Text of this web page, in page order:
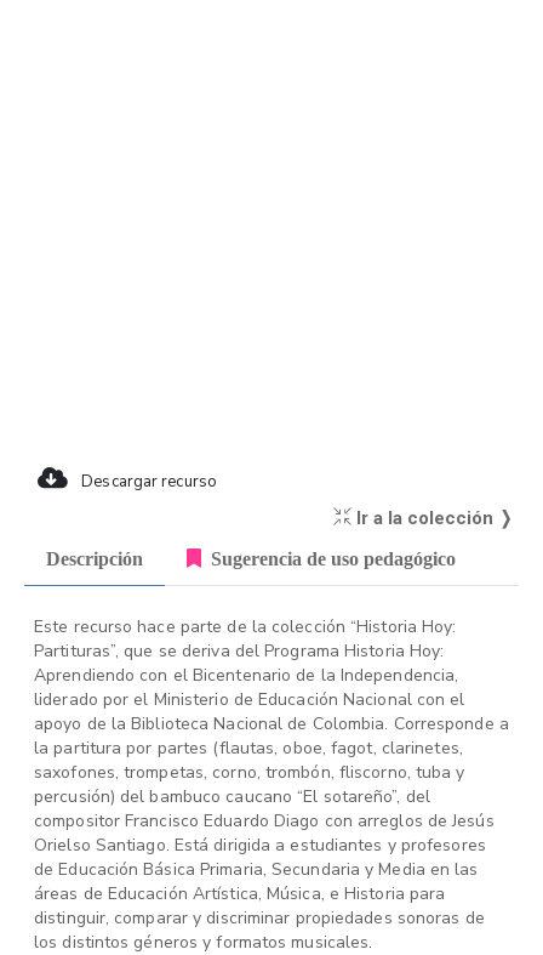
Descargar recurso
Ir a la colección ❭
Descripción Sugerencia de uso pedagógico
Este recurso hace parte de la colección “Historia Hoy:
Partituras”, que se deriva del Programa Historia Hoy:
Aprendiendo con el Bicentenario de la Independencia,
liderado por el Ministerio de Educación Nacional con el
apoyo de la Biblioteca Nacional de Colombia. Corresponde a
la partitura por partes (flautas, oboe, fagot, clarinetes,
saxofones, trompetas, corno, trombón, fliscorno, tuba y
percusión) del bambuco caucano “El sotareño”, del
compositor Francisco Eduardo Diago con arreglos de Jesús
Orielso Santiago. Está dirigida a estudiantes y profesores
de Educación Básica Primaria, Secundaria y Media en las
áreas de Educación Artística, Música, e Historia para
distinguir, comparar y discriminar propiedades sonoras de
los distintos géneros y formatos musicales.